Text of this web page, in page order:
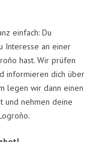
einfach: Du
Interesse an einer
hast. Wir prüfen
informieren dich über
legen wir dann einen
und nehmen deine